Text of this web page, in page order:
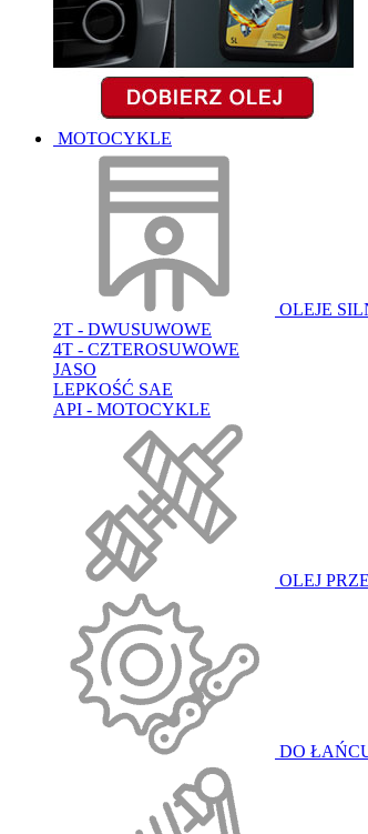
MOTOCYKLE
OLEJE
2T - DWUSUWOWE
4T - CZTEROSUWOWE
JASO
LEPKOŚĆ SAE
API - MOTOCYKLE
OLEJ
DO